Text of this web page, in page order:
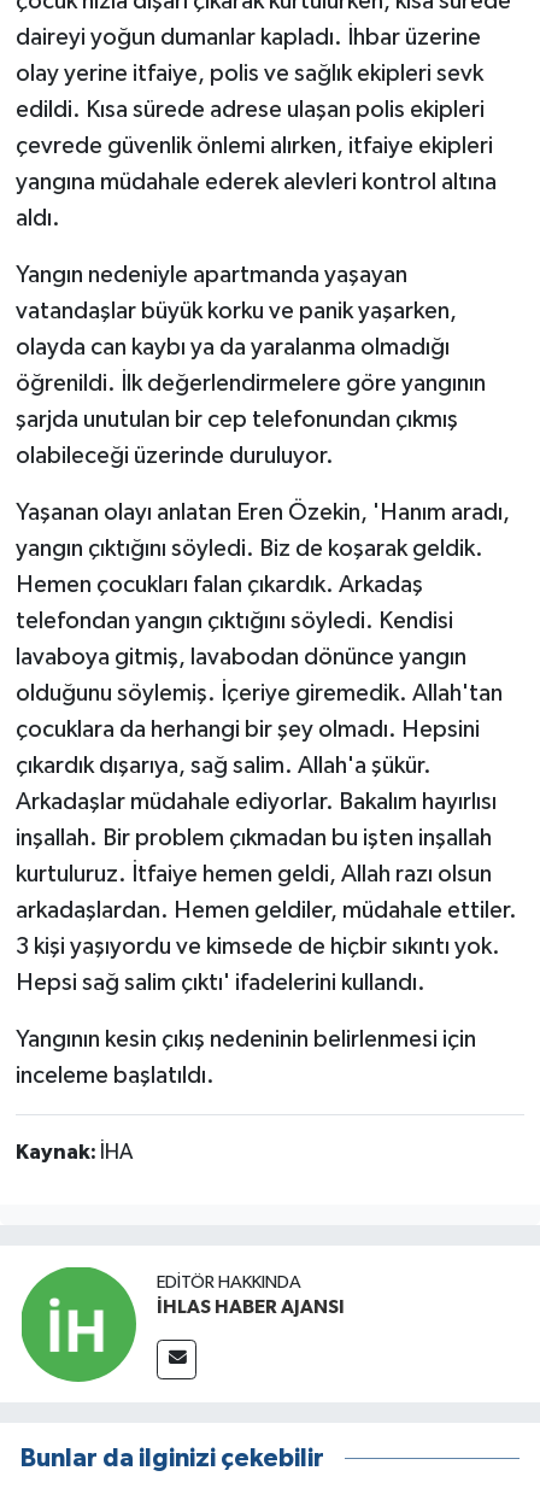
daireyi yoğun dumanlar kapladı. İhbar üzerine
olay yerine itfaiye, polis ve sağlık ekipleri sevk
edildi. Kısa sürede adrese ulaşan polis ekipleri
çevrede güvenlik önlemi alırken, itfaiye ekipleri
yangına müdahale ederek alevleri kontrol altına
aldı.
Yangın nedeniyle apartmanda yaşayan
vatandaşlar büyük korku ve panik yaşarken,
olayda can kaybı ya da yaralanma olmadığı
öğrenildi. İlk değerlendirmelere göre yangının
şarjda unutulan bir cep telefonundan çıkmış
olabileceği üzerinde duruluyor.
Yaşanan olayı anlatan Eren Özekin, 'Hanım aradı,
yangın çıktığını söyledi. Biz de koşarak geldik.
Hemen çocukları falan çıkardık. Arkadaş
telefondan yangın çıktığını söyledi. Kendisi
lavaboya gitmiş, lavabodan dönünce yangın
olduğunu söylemiş. İçeriye giremedik. Allah'tan
çocuklara da herhangi bir şey olmadı. Hepsini
çıkardık dışarıya, sağ salim. Allah'a şükür.
Arkadaşlar müdahale ediyorlar. Bakalım hayırlısı
inşallah. Bir problem çıkmadan bu işten inşallah
kurtuluruz. İtfaiye hemen geldi, Allah razı olsun
arkadaşlardan. Hemen geldiler, müdahale ettiler.
3 kişi yaşıyordu ve kimsede de hiçbir sıkıntı yok.
Hepsi sağ salim çıktı' ifadelerini kullandı.
Yangının kesin çıkış nedeninin belirlenmesi için
inceleme başlatıldı.
Kaynak: İHA
EDITÖR HAKKINDA
İHLAS HABER AJANSI
Bunlar da ilginizi çekebilir